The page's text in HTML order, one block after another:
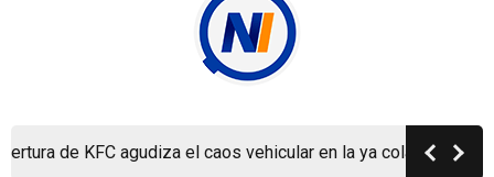
de KFC agudiza el caos vehicular en la ya colapsada
Copyright © Nicaragua Investiga 2024